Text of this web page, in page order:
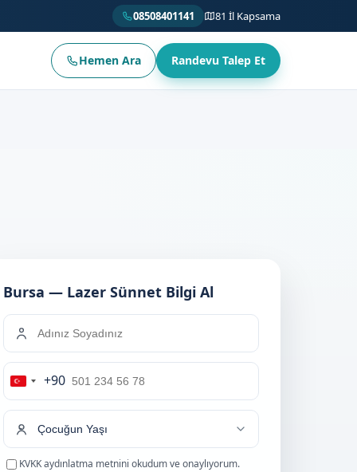
08508401141 81 İl Kapsama
Hemen Ara Randevu Talep Et
Bursa — Lazer Sünnet Bilgi Al
Turkey
+90
+90
KVKK aydınlatma metnini okudum ve onaylıyorum.